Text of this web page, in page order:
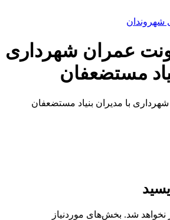
عمران شهرداری
مستضعفان
با مدیران بنیاد مستضعفان
نخواهد شد. بخش‌های موردنیاز